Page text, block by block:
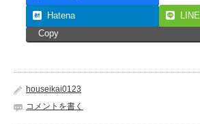
Hatena
LINE
Copy
houseikai0123
コメントを書く